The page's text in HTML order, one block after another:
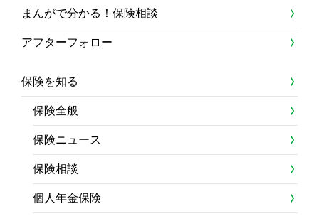
まんがで分かる！保険相談
アフターフォロー
保険を知る
保険全般
保険ニュース
保険相談
個人年金保険